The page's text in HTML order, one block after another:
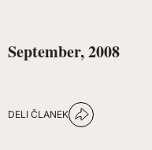
September, 2008
DELI ČLANEK